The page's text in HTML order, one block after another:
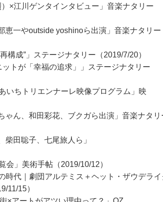
×江川ゲンタインタビュー」音楽ナタリー
恵一やoutside yoshinoら出演」音楽ナタリー
構成”」ステージナタリー（2019/7/20）
ットが「幸福の追求」」ステージナタリー
いちトリエンナーレ映像プログラム」映
ゃん、和田彩花、ブクガら出演」音楽ナタリ
柴田聡子、七尾旅人ら」
会」美術手帖（2019/10/12）
代｜劇団アルテミス＋ヘット・ザウデライ
11/15）